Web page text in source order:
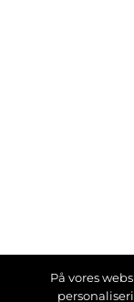
På vores